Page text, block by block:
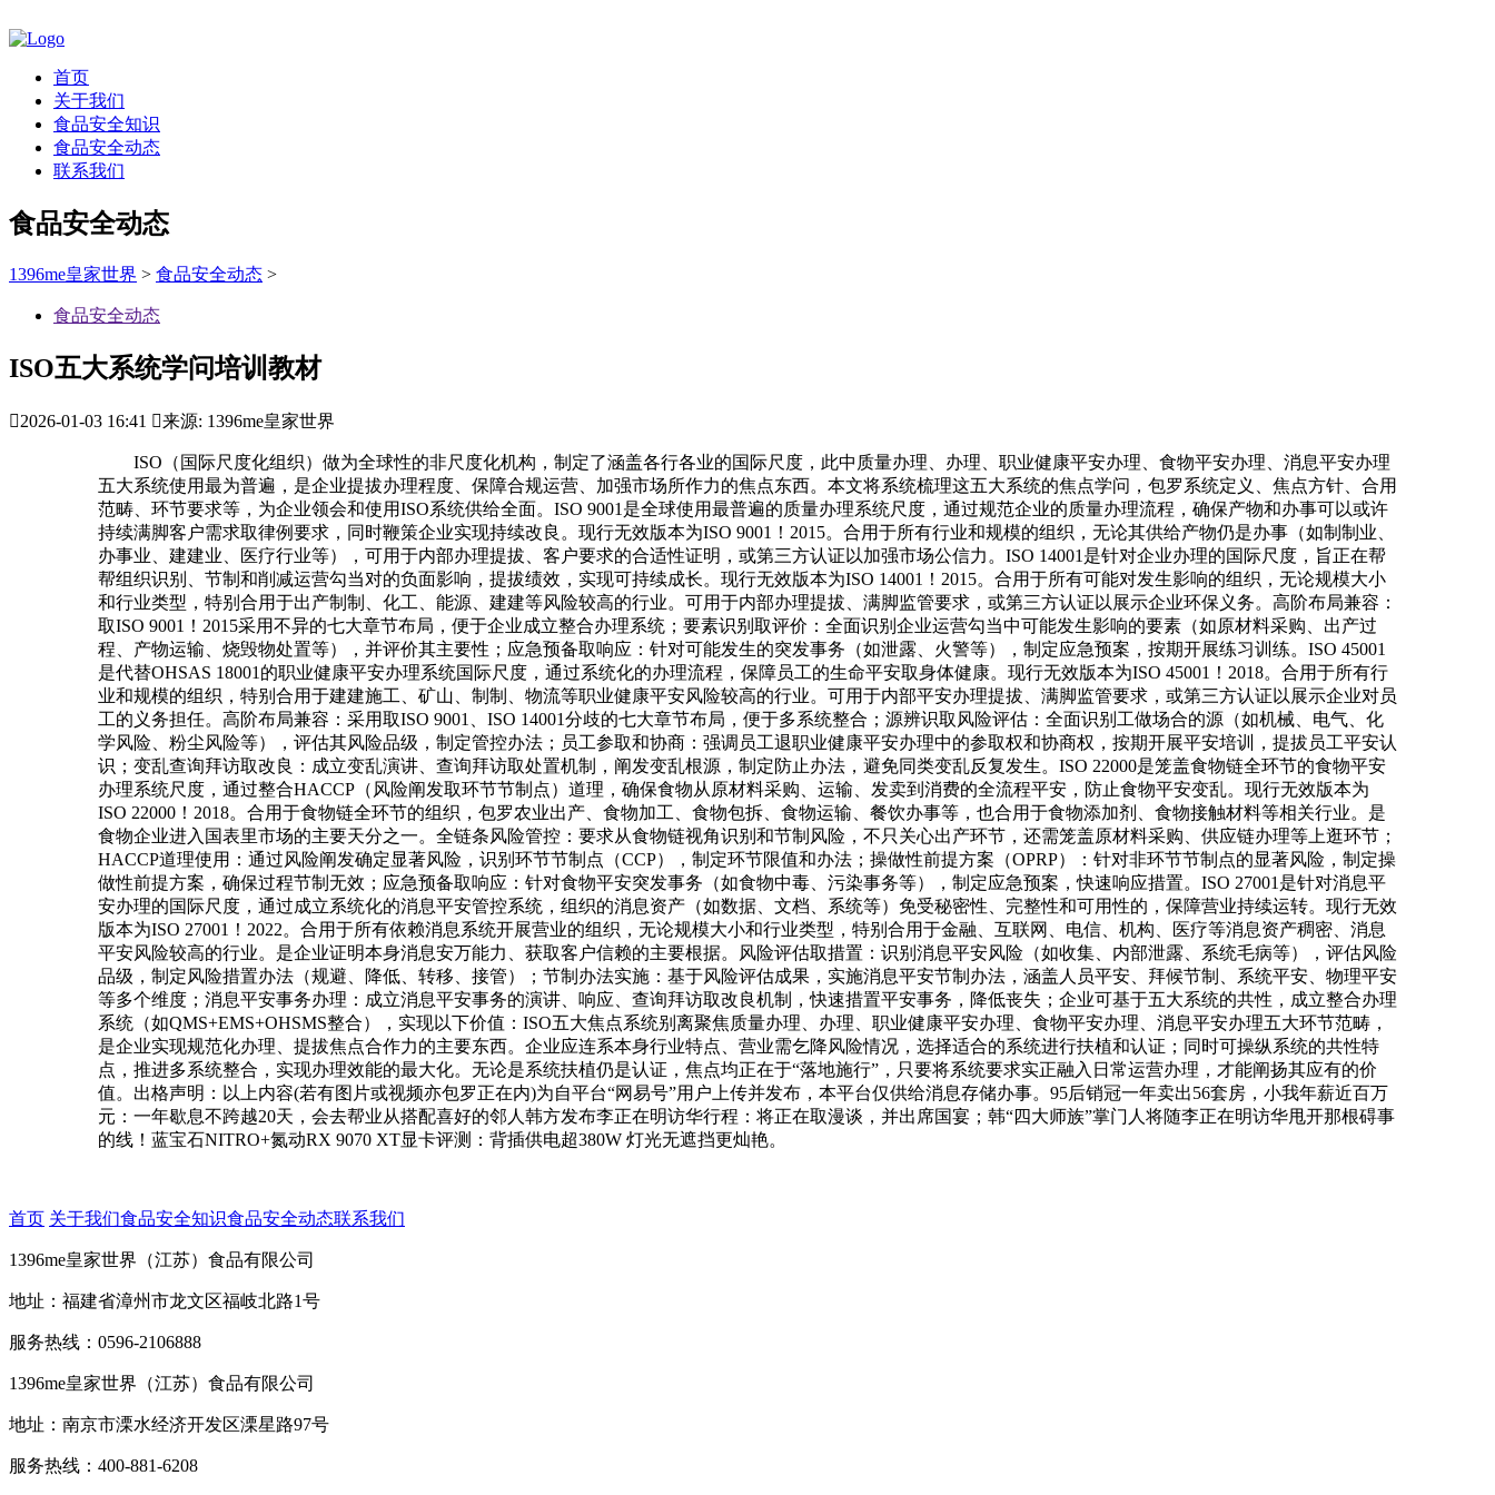
首页
关于我们
食品安全知识
食品安全动态
联系我们
食品安全动态
1396me皇家世界 > 食品安全动态 >
食品安全动态
ISO五大系统学问培训教材
2026-01-03 16:41 来源: 1396me皇家世界
ISO（国际尺度化组织）做为全球性的非尺度化机构，制定了涵盖各行各业的国际尺度，此中质量办理、办理、职业健康平安办理、食物平安办理、消息平安办理
五大系统使用最为普遍，是企业提拔办理程度、保障合规运营、加强市场所作力的焦点东西。本文将系统梳理这五大系统的焦点学问，包罗系统定义、焦点方针、合用
范畴、环节要求等，为企业领会和使用ISO系统供给全面。ISO 9001是全球使用最普遍的质量办理系统尺度，通过规范企业的质量办理流程，确保产物和办事可以或许
持续满脚客户需求取律例要求，同时鞭策企业实现持续改良。现行无效版本为ISO 9001！2015。合用于所有行业和规模的组织，无论其供给产物仍是办事（如制制业、
办事业、建建业、医疗行业等），可用于内部办理提拔、客户要求的合适性证明，或第三方认证以加强市场公信力。ISO 14001是针对企业办理的国际尺度，旨正在帮
帮组织识别、节制和削减运营勾当对的负面影响，提拔绩效，实现可持续成长。现行无效版本为ISO 14001！2015。合用于所有可能对发生影响的组织，无论规模大小
和行业类型，特别合用于出产制制、化工、能源、建建等风险较高的行业。可用于内部办理提拔、满脚监管要求，或第三方认证以展示企业环保义务。高阶布局兼容：
取ISO 9001！2015采用不异的七大章节布局，便于企业成立整合办理系统；要素识别取评价：全面识别企业运营勾当中可能发生影响的要素（如原材料采购、出产过
程、产物运输、烧毁物处置等），并评价其主要性；应急预备取响应：针对可能发生的突发事务（如泄露、火警等），制定应急预案，按期开展练习训练。ISO 45001
是代替OHSAS 18001的职业健康平安办理系统国际尺度，通过系统化的办理流程，保障员工的生命平安取身体健康。现行无效版本为ISO 45001！2018。合用于所有行
业和规模的组织，特别合用于建建施工、矿山、制制、物流等职业健康平安风险较高的行业。可用于内部平安办理提拔、满脚监管要求，或第三方认证以展示企业对员
工的义务担任。高阶布局兼容：采用取ISO 9001、ISO 14001分歧的七大章节布局，便于多系统整合；源辨识取风险评估：全面识别工做场合的源（如机械、电气、化
学风险、粉尘风险等），评估其风险品级，制定管控办法；员工参取和协商：强调员工退职业健康平安办理中的参取权和协商权，按期开展平安培训，提拔员工平安认
识；变乱查询拜访取改良：成立变乱演讲、查询拜访取处置机制，阐发变乱根源，制定防止办法，避免同类变乱反复发生。ISO 22000是笼盖食物链全环节的食物平安
办理系统尺度，通过整合HACCP（风险阐发取环节节制点）道理，确保食物从原材料采购、运输、发卖到消费的全流程平安，防止食物平安变乱。现行无效版本为
ISO 22000！2018。合用于食物链全环节的组织，包罗农业出产、食物加工、食物包拆、食物运输、餐饮办事等，也合用于食物添加剂、食物接触材料等相关行业。是
食物企业进入国表里市场的主要天分之一。全链条风险管控：要求从食物链视角识别和节制风险，不只关心出产环节，还需笼盖原材料采购、供应链办理等上逛环节；
HACCP道理使用：通过风险阐发确定显著风险，识别环节节制点（CCP），制定环节限值和办法；操做性前提方案（OPRP）：针对非环节节制点的显著风险，制定操
做性前提方案，确保过程节制无效；应急预备取响应：针对食物平安突发事务（如食物中毒、污染事务等），制定应急预案，快速响应措置。ISO 27001是针对消息平
安办理的国际尺度，通过成立系统化的消息平安管控系统，组织的消息资产（如数据、文档、系统等）免受秘密性、完整性和可用性的，保障营业持续运转。现行无效
版本为ISO 27001！2022。合用于所有依赖消息系统开展营业的组织，无论规模大小和行业类型，特别合用于金融、互联网、电信、机构、医疗等消息资产稠密、消息
平安风险较高的行业。是企业证明本身消息安万能力、获取客户信赖的主要根据。风险评估取措置：识别消息平安风险（如收集、内部泄露、系统毛病等），评估风险
品级，制定风险措置办法（规避、降低、转移、接管）；节制办法实施：基于风险评估成果，实施消息平安节制办法，涵盖人员平安、拜候节制、系统平安、物理平安
等多个维度；消息平安事务办理：成立消息平安事务的演讲、响应、查询拜访取改良机制，快速措置平安事务，降低丧失；企业可基于五大系统的共性，成立整合办理
系统（如QMS+EMS+OHSMS整合），实现以下价值：ISO五大焦点系统别离聚焦质量办理、办理、职业健康平安办理、食物平安办理、消息平安办理五大环节范畴，
是企业实现规范化办理、提拔焦点合作力的主要东西。企业应连系本身行业特点、营业需乞降风险情况，选择适合的系统进行扶植和认证；同时可操纵系统的共性特
点，推进多系统整合，实现办理效能的最大化。无论是系统扶植仍是认证，焦点均正在于“落地施行”，只要将系统要求实正融入日常运营办理，才能阐扬其应有的价
值。出格声明：以上内容(若有图片或视频亦包罗正在内)为自平台“网易号”用户上传并发布，本平台仅供给消息存储办事。95后销冠一年卖出56套房，小我年薪近百万
元：一年歇息不跨越20天，会去帮业从搭配喜好的邻人韩方发布李正在明访华行程：将正在取漫谈，并出席国宴；韩“四大师族”掌门人将随李正在明访华甩开那根碍事
的线！蓝宝石NITRO+氮动RX 9070 XT显卡评测：背插供电超380W 灯光无遮挡更灿艳。
首页 关于我们食品安全知识食品安全动态联系我们
1396me皇家世界（江苏）食品有限公司
地址：福建省漳州市龙文区福岐北路1号
服务热线：0596-2106888
1396me皇家世界（江苏）食品有限公司
地址：南京市溧水经济开发区溧星路97号
服务热线：400-881-6208